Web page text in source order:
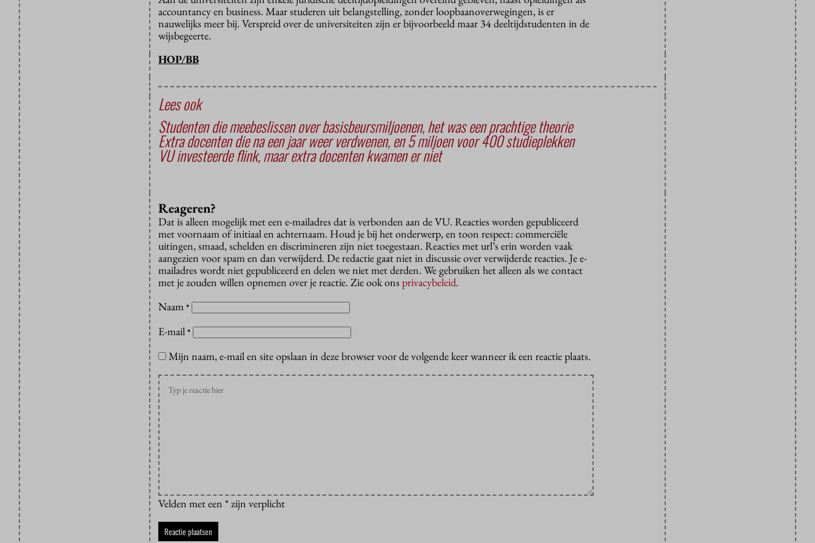
accountancy en business. Maar studeren uit belangstelling, zonder loopbaanoverwegingen, is er
nauwelijks meer bij. Verspreid over de universiteiten zijn er bijvoorbeeld maar 34 deeltijdstudenten in de
wijsbegeerte.
HOP/BB
Lees ook
Studenten die meebeslissen over basisbeursmiljoenen, het was een prachtige theorie
Extra docenten die na een jaar weer verdwenen, en 5 miljoen voor 400 studieplekken
VU investeerde flink, maar extra docenten kwamen er niet
Reageren?
Dat is alleen mogelijk met een e-mailadres dat is verbonden aan de VU. Reacties worden gepubliceerd
met voornaam of initiaal en achternaam. Houd je bij het onderwerp, en toon respect: commerciële
uitingen, smaad, schelden en discrimineren zijn niet toegestaan. Reacties met url’s erin worden vaak
aangezien voor spam en dan verwijderd. De redactie gaat niet in discussie over verwijderde reacties. Je e-
mailadres wordt niet gepubliceerd en delen we niet met derden. We gebruiken het alleen als we contact
met je zouden willen opnemen over je reactie. Zie ook onsprivacybeleid.
Naam *
E-mail *
Mijn naam, e-mail en site opslaan in deze browser voor de volgende keer wanneer ik een reactie plaats.
Velden met een * zijn verplicht